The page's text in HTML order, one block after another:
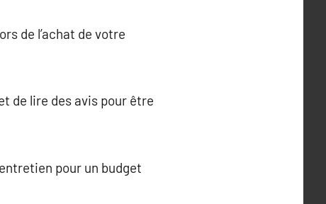
de l’achat de votre
de lire des avis pour être
pour un budget